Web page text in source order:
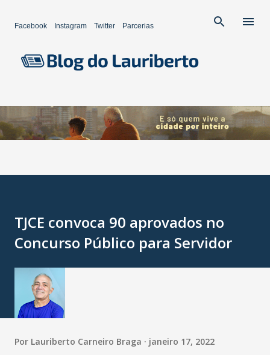
Facebook Instagram Twitter Parcerias
TJCE convoca 90 aprovados no
Concurso Público para Servidor
Por Lauriberto Carneiro Braga janeiro 17, 2022